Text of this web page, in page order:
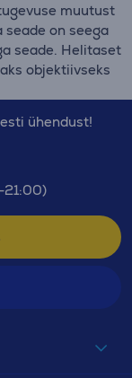
muutust
on seega
seade. Helitaset
objektiivseks
ühendust!